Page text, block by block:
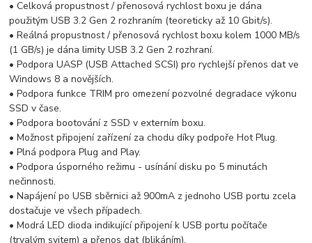
• Celková propustnost / přenosová rychlost boxu je dána
použitým USB 3.2 Gen 2 rozhraním (teoreticky až 10 Gbit/s).
• Reálná propustnost / přenosová rychlost boxu kolem 1000 MB/s
(1 GB/s) je dána limity USB 3.2 Gen 2 rozhraní.
• Podpora UASP (USB Attached SCSI) pro rychlejší přenos dat ve
Windows 8 a novějších.
• Podpora funkce TRIM pro omezení pozvolné degradace výkonu
SSD v čase.
• Podpora bootování z SSD v externím boxu.
• Možnost připojení zařízení za chodu díky podpoře Hot Plug.
• Plná podpora Plug and Play.
• Podpora úsporného režimu - usínání disku po 5 minutách
nečinnosti.
• Napájení po USB sběrnici až 900mA z jednoho USB portu zcela
dostačuje ve všech případech.
• Modrá LED dioda indikující připojení k USB portu počítače
(trvalým svitem) a přenos dat (blikáním).